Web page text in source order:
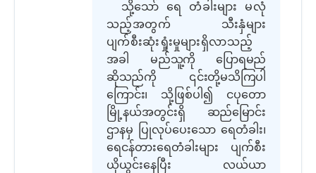
သို့သော် ရေ တံခါးများ မလုံ
သည့်အတွက် သီးနှံများ
ပျက်စီးဆုံးရှုံးမှုများရှိလာသည့်
အခါ
မည်သူ့ကို ပြောရမည်
ဆိုသည်ကို ၎င်းတို့မသိကြပါ
ကြောင်း၊ သို့ဖြစ်ပါ၍ ငပုတော
မြို့နယ်အတွင်းရှိ ဆည်မြောင်း
ဌာနမှ ပြုလုပ်ပေးသောရေတံခါး၊
ရေငန်တားရေတံခါးများ ပျက်စီး
ယိုယွင်းနေပြီး လယ်ယာ